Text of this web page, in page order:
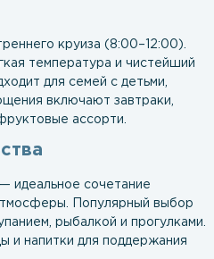
круиза (8:00–12:00).
температура и чистейший
для семей с детьми,
включают завтраки,
ассорти.
идеальное сочетание
Популярный выбор
рыбалкой и прогулками.
и напитки для поддержания